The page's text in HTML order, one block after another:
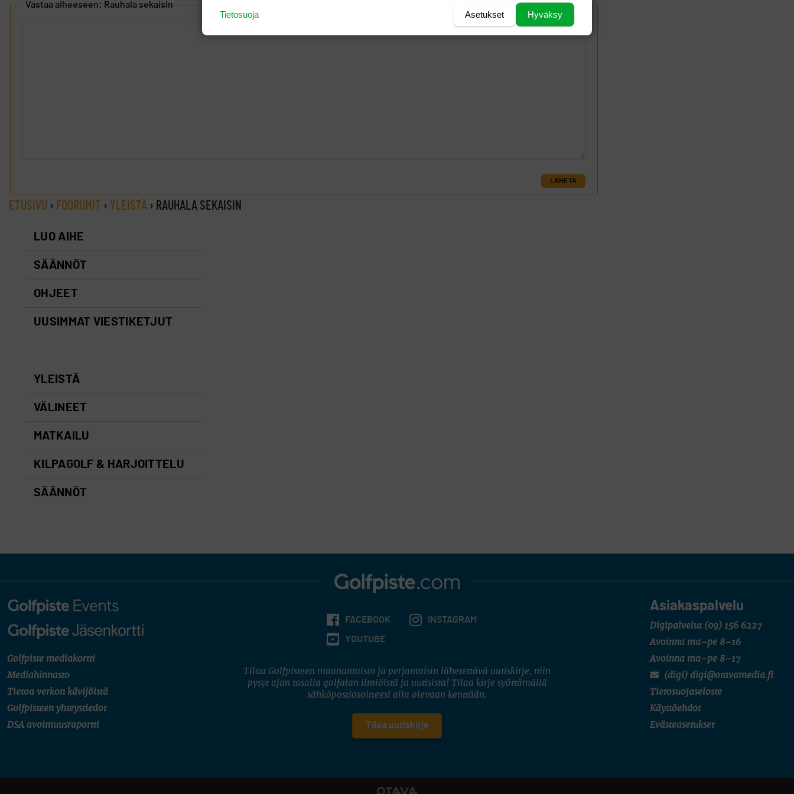
Vastaa aiheeseen: Rauhala sekaisin
LÄHETÄ
ETUSIVU › FOORUMIT › YLEISTÄ › RAUHALA SEKAISIN
LUO AIHE
SÄÄNNÖT
OHJEET
UUSIMMAT VIESTIKETJUT
YLEISTÄ
VÄLINEET
MATKAILU
KILPAGOLF & HARJOITTELU
SÄÄNNÖT
Golfpiste mediakortti
Mediahinnasto
Tietoa verkon kävijöistä
Golfpisteen yhteystiedot
DSA avoimuusraportti
Asiakaspalvelu
Digipalvelut (09) 156 6227
Avoinna ma–pe 8–16
Avoinna ma–pe 8–17
(digi) digi@otavamedia.fi
Tietosuojaseloste
Käyttöehdot
Evästeasetukset
FACEBOOK INSTAGRAM
YOUTUBE
Tilaa Golfpisteen maanantaisin ja perjantaisin lähetettävä uutiskirje, niin
pysyt ajan tasalla golfalan ilmiöistä ja uutisista! Tilaa kirje syöttämällä
sähköpostiosoitteesi alla olevaan kenttään.
Tilaa uutiskirje
Hyväksy
Asetukset
Tietosuoja